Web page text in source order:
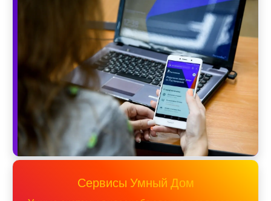
Сервисы Умный Дом